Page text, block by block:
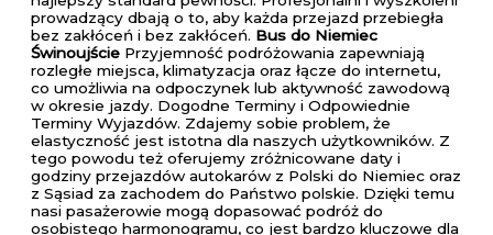
prowadzący dbają o to, aby każda przejazd przebiegła
bez zakłóceń i bez zakłóceń. Bus do Niemiec
Świnoujście Przyjemność podróżowania zapewniają
rozległe miejsca, klimatyzacja oraz łącze do internetu,
co umożliwia na odpoczynek lub aktywność zawodową
w okresie jazdy. Dogodne Terminy i Odpowiednie
Terminy Wyjazdów. Zdajemy sobie problem, że
elastyczność jest istotna dla naszych użytkowników. Z
tego powodu też oferujemy zróżnicowane daty i
godziny przejazdów autokarów z Polski do Niemiec oraz
z Sąsiad za zachodem do Państwo polskie. Dzięki temu
nasi pasażerowie mogą dopasować podróż do
osobistego harmonogramu, co jest bardzo kluczowe dla